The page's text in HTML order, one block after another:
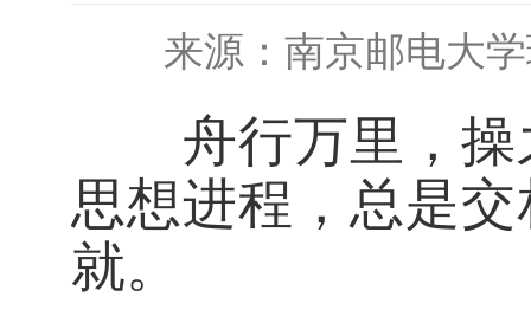
来源：南京邮电大
舟行万里，操
思想进程，总是
就。